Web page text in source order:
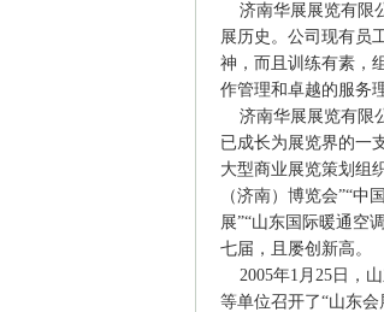
济南华展展览有限
展历史。公司现有员
神，而且训练有素，
作管理和卓越的服务
济南华展展览有限
已成长为展览界的一
大型商业展览策划组
（济南）博览会”“中
展”“山东国际暖通空
七届，且屡创新高。
2005年1月25日，
等单位召开了“山东